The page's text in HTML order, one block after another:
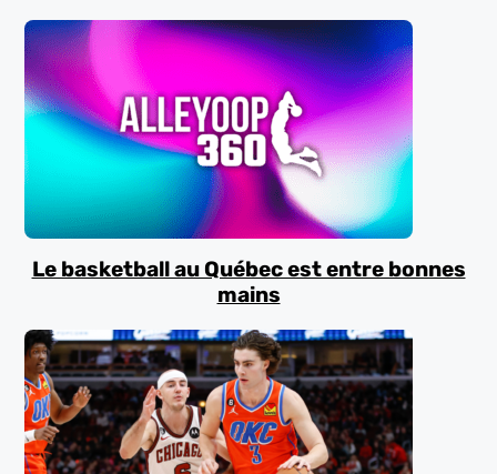
Le basketball au Québec est entre bonnes
mains